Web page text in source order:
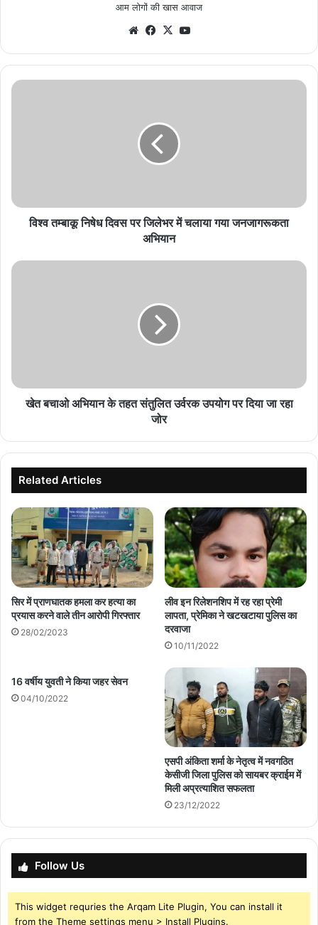
आम लोगों की खास आवाज
WebsiteFacebook
X
विश्व
गया
जनजागरूकता
विश्व तम्बाकू निषेध दिवस पर जिलेभर में चलाया गया जनजागरूकता
अभियान
खेत
पर
खेत बचाओ अभियान के तहत संतुलित उर्वरक उपयोग पर दिया जा रहा
जोर
Related Articles
सिर में प्राणघातक हमला कर हत्या का
प्रयास करने वाले तीन आरोपी गिरफ्तार
28/02/2023
लीव इन रिलेशनशिप में रह रहा प्रेमी
लापता, प्रेमिका ने खटखटाया पुलिस का
दरवाजा
10/11/2022
16 वर्षीय युवती ने किया जहर सेवन
04/10/2022
एसपी अंकिता शर्मा के नेतृत्व में नवगठित
केसीजी जिला पुलिस को सायबर क्राईम में
मिली अप्रत्याशित सफलता
23/12/2022
Follow Us
This widget requries the Arqam Lite Plugin, You can install it
from the Theme settings menu > Install Plugins.